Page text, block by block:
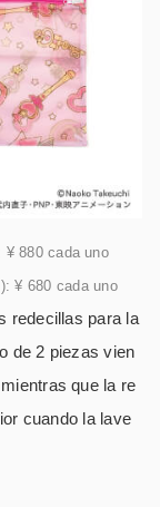
¥ 880 cada uno
¥ 680 cada uno
redecillas para la
de 2 piezas vien
que la re
cuando la lave